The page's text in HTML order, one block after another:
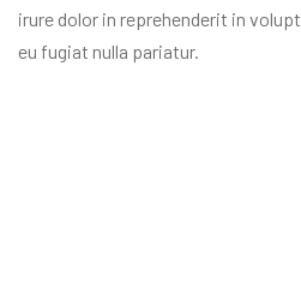
irure dolor in reprehenderit in
eu fugiat nulla pariatur.